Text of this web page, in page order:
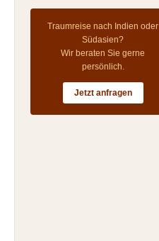
Traumreise nach Indien oder
Südasien?
Wir beraten Sie gerne
persönlich.
Jetzt anfragen